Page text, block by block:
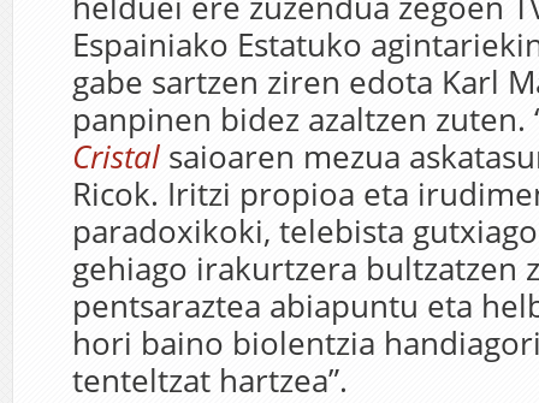
Espainiako Estatuko
gabe sartzen ziren edota Karl
panpinen bidez azaltzen zuten.
Cristal saioaren mezua
Ricok. Iritzi propioa eta
paradoxikoki, telebista
gehiago irakurtzera bultzatzen
pentsaraztea abiapuntu eta
hori baino biolentzia
tenteltzat hartzea”.